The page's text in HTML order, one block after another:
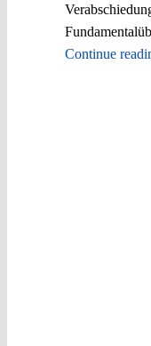
Continue